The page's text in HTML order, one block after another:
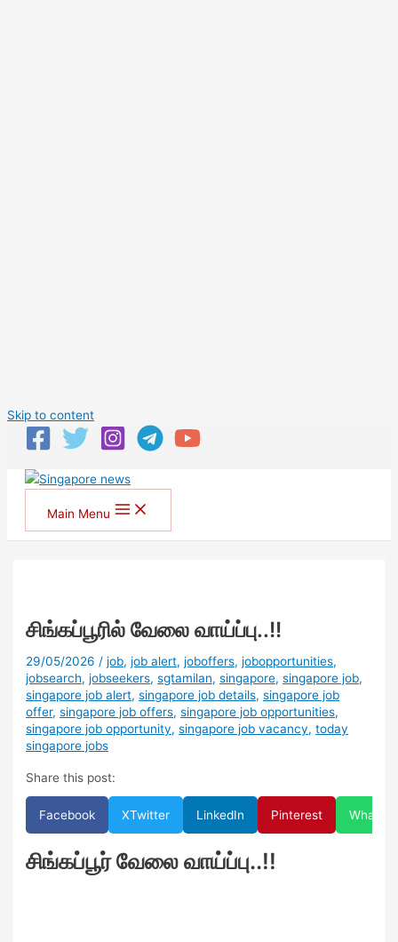
Skip to content
Main Menu
சிங்கப்பூரில் வேலை வாய்ப்பு..!!
29/05/2026 /job,job alert,joboffers,jobopportunities,
jobsearch,jobseekers,sgtamilan,singapore,singapore job,
singapore job alert,singapore job details,singapore job
offer,singapore job offers,singapore job opportunities,
singapore job opportunity,singapore job vacancy,today
singapore jobs
Share this post:
Facebook XTwitter LinkedIn Pinterest
சிங்கப்பூர் வேலை வாய்ப்பு..!!